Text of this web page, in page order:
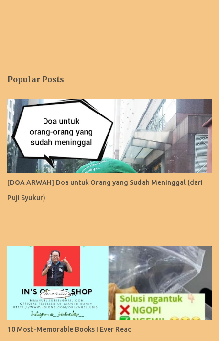
Popular Posts
[DOA ARWAH] Doa untuk Orang yang Sudah Meninggal (dari
Puji Syukur)
10 Most-Memorable Books I Ever Read